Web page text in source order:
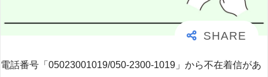
電話番号「05023001019/050-2300-1019」から不在着信があ